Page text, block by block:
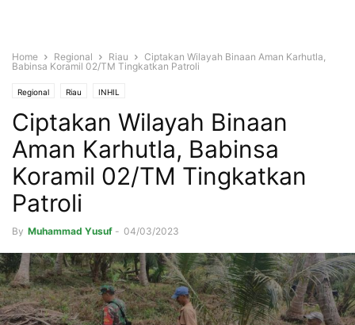
Home Regional Riau
Ciptakan Wilayah Binaan Aman Karhutla,
Babinsa Koramil 02/TM Tingkatkan Patroli
Regional Riau INHIL
Ciptakan Wilayah Binaan
Aman Karhutla, Babinsa
Koramil 02/TM Tingkatkan
Patroli
By Muhammad Yusuf - 04/03/2023